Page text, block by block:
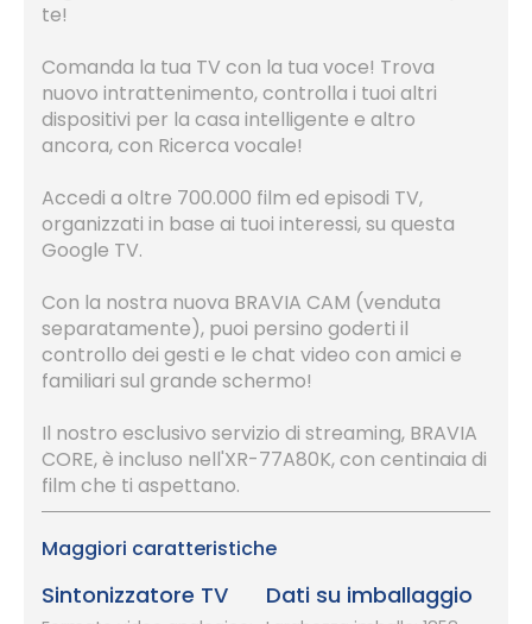
te!
Comanda la tua TV con la tua voce! Trova
nuovo intrattenimento, controlla i tuoi altri
dispositivi per la casa intelligente e altro
ancora, con Ricerca vocale!
Accedi a oltre 700.000 film ed episodi TV,
organizzati in base ai tuoi interessi, su questa
Google TV.
Con la nostra nuova BRAVIA CAM (venduta
separatamente), puoi persino goderti il ​​
controllo dei gesti e le chat video con amici e
familiari sul grande schermo!
Il nostro esclusivo servizio di streaming, BRAVIA
CORE, è incluso nell'XR-77A80K, con centinaia di
film che ti aspettano.
Maggiori caratteristiche
Sintonizzatore TV Dati su imballaggio